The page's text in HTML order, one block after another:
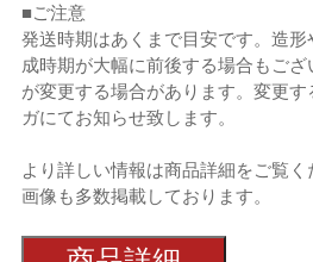
■ご注意
発送時期はあくまで目安です。造
成時期が大幅に前後する場合もご
が変更する場合があります。変更
ガにてお知らせ致します。
より詳しい情報は商品詳細をご覧く
画像も多数掲載しております。